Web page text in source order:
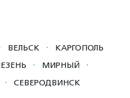
· ВЕЛЬСК · КАРГОПОЛЬ
· МИРНЫЙ ·
· СЕВЕРОДВИНСК